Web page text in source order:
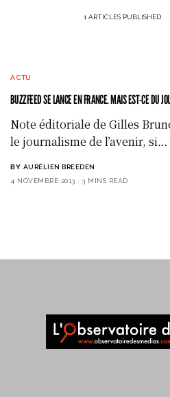
1 ARTICLES PUBLISHED
ACTU
BUZZFEED SE LANCE EN FRANCE. MAIS EST-CE DU
Note éditoriale de Gilles
le journalisme de l’avenir, si…
BY AURÉLIEN BREEDEN
4 NOVEMBRE 2013
3 MINS READ